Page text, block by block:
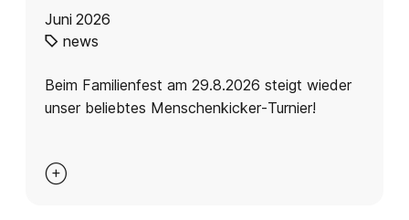
Juni 2026
news
Beim Familienfest am 29.8.2026 steigt wieder
unser beliebtes Menschenkicker‑Turnier!
